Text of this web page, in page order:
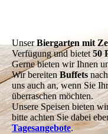
UnserBiergarten mit
Verfügung und bietet50
Gerne bieten wir Ihnen
Wir bereitenBuffets
uns auch an, wenn Sie
überraschen möchten.
Unsere Speisen bieten
bitte achten Sie dabei
Tagesangebote.